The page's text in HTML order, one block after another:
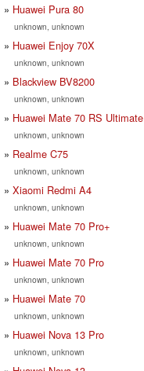
Huawei Pura 80
unknown, unknown
Huawei Enjoy 70X
unknown, unknown
Blackview BV8200
unknown, unknown
Huawei Mate 70 RS Ultimate
unknown, unknown
Realme C75
unknown, unknown
Xiaomi Redmi A4
unknown, unknown
Huawei Mate 70 Pro+
unknown, unknown
Huawei Mate 70 Pro
unknown, unknown
Huawei Mate 70
unknown, unknown
Huawei Nova 13 Pro
unknown, unknown